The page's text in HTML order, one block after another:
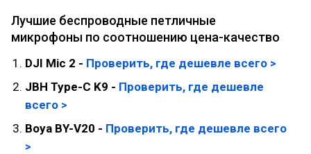
Лучшие беспроводные петличные
микрофоны по соотношению цена-качество
DJI Mic 2 - Проверить, где дешевле всего >
JBH Type-C K9 - Проверить, где дешевле
всего >
Boya BY-V20 - Проверить, где дешевле всего
>